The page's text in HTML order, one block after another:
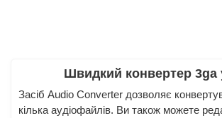
Швидкий конвертер 3ga
Засіб Audio Converter дозволяє
кілька аудіофайлів. Ви також можете